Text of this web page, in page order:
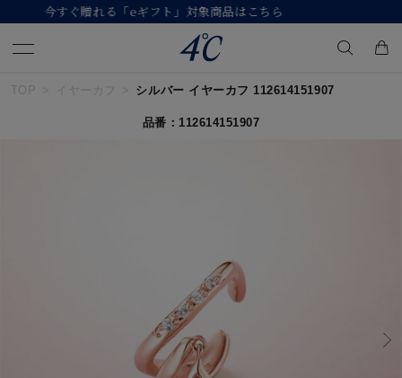
【価格改定のお知らせ 8月17日(月)より 】
キーワードで検索する
TOP イヤーカフ シルバー イヤーカフ 112614151907
品番：112614151907